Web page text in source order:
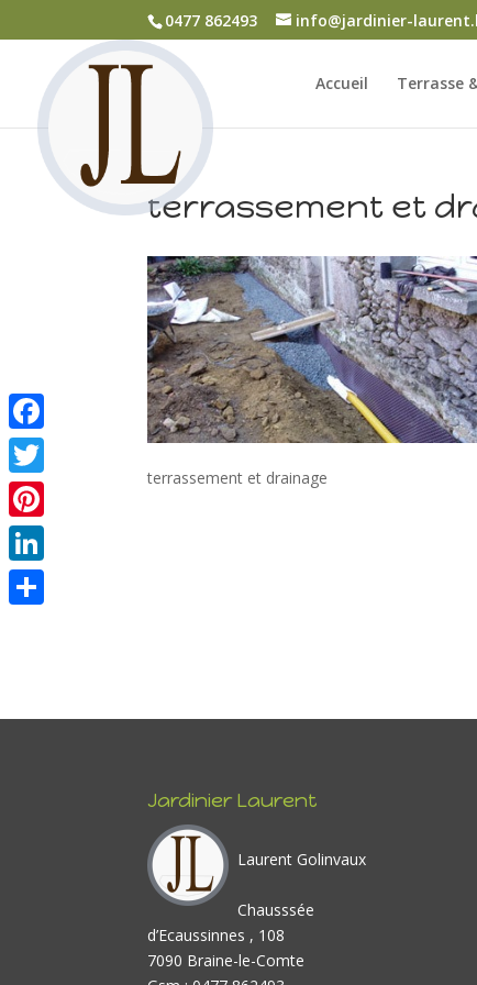
0477 862493 info@jardinier-
Accueil Terrasse
terrassement et
terrassement et drainage
Jardinier Laurent
Laurent Golinvaux
Chausssée
d’Ecaussinnes , 108
7090 Braine-le-Comte
Facebook
Twitter
Pinterest
LinkedIn